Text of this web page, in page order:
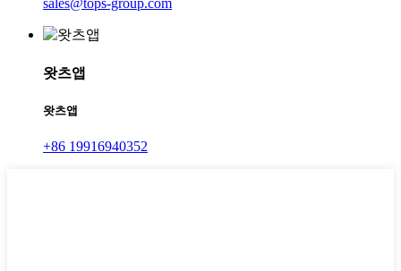
sales@tops-group.com
왓츠앱
왓츠앱
+86 19916940352